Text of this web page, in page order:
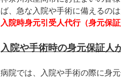
ば、急な入院や手術に備えるの
入院時身元引受人代行（身元保
入院や手術時の身元保証人
病院では、入院や手術の際に身